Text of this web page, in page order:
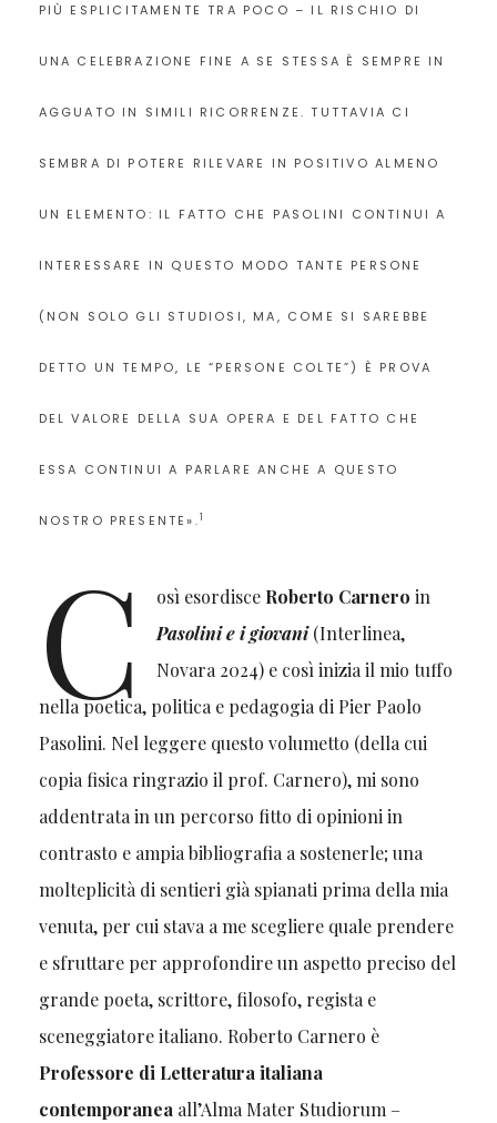
PIÙ ESPLICITAMENTE TRA POCO – IL RISCHIO DI
UNA CELEBRAZIONE FINE A SE STESSA È SEMPRE IN
AGGUATO IN SIMILI RICORRENZE. TUTTAVIA CI
SEMBRA DI POTERE RILEVARE IN POSITIVO ALMENO
UN ELEMENTO: IL FATTO CHE PASOLINI CONTINUI A
INTERESSARE IN QUESTO MODO TANTE PERSONE
(NON SOLO GLI STUDIOSI, MA, COME SI SAREBBE
DETTO UN TEMPO, LE “PERSONE COLTE”) È PROVA
DEL VALORE DELLA SUA OPERA E DEL FATTO CHE
ESSA CONTINUI A PARLARE ANCHE A QUESTO
NOSTRO PRESENTE».1
C osì esordisce Roberto Carnero in
Pasolini e i giovani(Interlinea,
Novara 2024) e così inizia il mio tuffo
nella poetica, politica e pedagogia di Pier Paolo
Pasolini. Nel leggere questo volumetto (della cui
copia fisica ringrazio il prof. Carnero), mi sono
addentrata in un percorso fitto di opinioni in
contrasto e ampia bibliografia a sostenerle; una
molteplicità di sentieri già spianati prima della mia
venuta, per cui stava a me scegliere quale prendere
e sfruttare per approfondire un aspetto preciso del
grande poeta, scrittore, filosofo, regista e
sceneggiatore italiano. Roberto Carnero è
Professore di Letteratura italiana
contemporaneaall’Alma Mater Studiorum –